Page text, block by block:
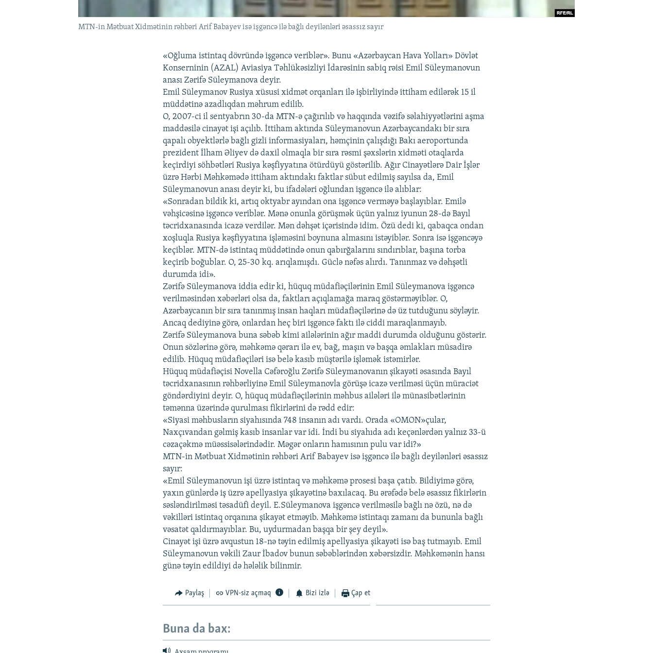
MTN-in Mətbuat Xidmətinin rəhbəri Arif Babayev isə işgəncə ilə bağlı deyilənləri əsassız sayır
«Oğluma istintaq dövründə işgəncə veriblər». Bunu «Azərbaycan Hava Yolları» Dövlət
Konserninin (AZAL) Aviasiya Təhlükəsizliyi İdarəsinin sabiq rəisi Emil Süleymanovun
anası Zərifə Süleymanova deyir.
Emil Süleymanov Rusiya xüsusi xidmət orqanları ilə işbirliyində ittiham edilərək 15 il
müddətinə azadlıqdan məhrum edilib.
O, 2007-ci il sentyabrın 30-da MTN-ə çağırılıb və haqqında vəzifə səlahiyyətlərini aşma
maddəsilə cinayət işi açılıb. İttiham aktında Süleymanovun Azərbaycandakı bir sıra
qapalı obyektlərlə bağlı gizli informasiyaları, həmçinin çalışdığı Bakı aeroportunda
prezident İlham Əliyev də daxil olmaqla bir sıra rəsmi şəxslərin xidməti otaqlarda
keçirdiyi söhbətləri Rusiya kəşfiyyatına ötürdüyü göstərilib. Ağır Cinayətlərə Dair İşlər
üzrə Hərbi Məhkəmədə ittiham aktındakı faktlar sübut edilmiş sayılsa da, Emil
Süleymanovun anası deyir ki, bu ifadələri oğlundan işgəncə ilə alıblar:
«Sonradan bildik ki, artıq oktyabr ayından ona işgəncə verməyə başlayıblar. Emilə
vəhşicəsinə işgəncə veriblər. Mənə onunla görüşmək üçün yalnız iyunun 28-də Bayıl
təcridxanasında icazə verdilər. Mən dəhşət içərisində idim. Özü dedi ki, qabaqca ondan
xoşluqla Rusiya kəşfiyyatına işləməsini boynuna almasını istəyiblər. Sonra isə işgəncəyə
keçiblər. MTN-də istintaq müddətində onun qabırğalarını sındırıblar, başına torba
keçirib boğublar. O, 25-30 kq. arıqlamışdı. Güclə nəfəs alırdı. Tanınmaz və dəhşətli
durumda idi».
Zərifə Süleymanova iddia edir ki, hüquq müdafiəçilərinin Emil Süleymanova işgəncə
verilməsindən xəbərləri olsa da, faktları açıqlamağa maraq göstərməyiblər. O,
Azərbaycanın bir sıra tanınmış insan haqları müdafiəçilərinə də üz tutduğunu söyləyir.
Ancaq dediyinə görə, onlardan heç biri işgəncə faktı ilə ciddi maraqlanmayıb.
Zərifə Süleymanova buna səbəb kimi ailələrinin ağır maddi durumda olduğunu göstərir.
Onun sözlərinə görə, məhkəmə qərarı ilə ev, bağ, maşın və başqa əmlakları müsadirə
edilib. Hüquq müdafiəçiləri isə belə kasıb müştərilə işləmək istəmirlər.
Hüquq müdafiəçisi Novella Cəfəroğlu Zərifə Süleymanovanın şikayəti əsasında Bayıl
təcridxanasının rəhbərliyinə Emil Süleymanovla görüşə icazə verilməsi üçün müraciət
göndərdiyini deyir. O, hüquq müdafiəçilərinin məhbus ailələri ilə münasibətlərinin
təmənna üzərində qurulması fikirlərini də rədd edir:
«Siyasi məhbusların siyahısında 748 insanın adı vardı. Orada «OMON»çular,
Naxçıvandan gəlmiş kasıb insanlar var idi. İndi bu siyahıda adı keçənlərdən yalnız 33-ü
cəzaçəkmə müəssisələrindədir. Məgər onların hamısının pulu var idi?»
MTN-in Mətbuat Xidmətinin rəhbəri Arif Babayev isə işgəncə ilə bağlı deyilənləri əsassız
sayır:
«Emil Süleymanovun işi üzrə istintaq və məhkəmə prosesi başa çatıb. Bildiyimə görə,
yaxın günlərdə iş üzrə apellyasiya şikayətinə baxılacaq. Bu ərəfədə belə əsassız fikirlərin
səsləndirilməsi təsadüfi deyil. E.Süleymanova işgəncə verilməsilə bağlı nə özü, nə də
vəkilləri istintaq orqanına şikayət etməyib. Məhkəmə istintaqı zamanı da bununla bağlı
vəsatət qaldırmayıblar. Bu, uydurmadan başqa bir şey deyil».
Cinayət işi üzrə avqustun 18-nə təyin edilmiş apellyasiya şikayəti isə baş tutmayıb. Emil
Süleymanovun vəkili Zaur İbadov bunun səbəblərindən xəbərsizdir. Məhkəmənin hansı
günə təyin edildiyi də hələlik bilinmir.
Paylaş VPN-siz açmaq Bizi izlə Çap et
Buna da bax: